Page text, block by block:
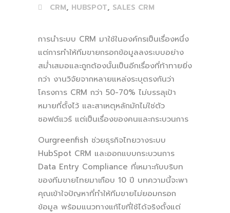
CRM, HUBSPOT, SALES CRM
การนำระบบ CRM มาใช้ในองค์กรเป็นเรื่องหนึ่ง
แต่การทำให้ทีมขายกรอกข้อมูลลงระบบอย่าง
สม่ำเสมอและถูกต้องนั้นเป็นอีกเรื่องที่ท้าทายยิ่ง
กว่า งานวิจัยจากหลายแหล่งระบุตรงกันว่า
โครงการ CRM กว่า 50-70% ไม่บรรลุเป้า
หมายที่ตั้งไว้ และสาเหตุหลักมักไม่ใช่ตัว
ซอฟต์แวร์ แต่เป็นเรื่องของคนและกระบวนการ
Ourgreenfish ช่วยธุรกิจไทยวางระบบ
HubSpot CRM และออกแบบกระบวนการ
Data Entry Compliance ที่เหมาะกับบริบท
ของทีมขายไทยมาเกือบ 10 ปี บทความนี้จะพา
คุณเข้าใจปัญหาที่ทำให้ทีมขายไม่ยอมกรอก
ข้อมูล พร้อมแนวทางแก้ไขที่ใช้ได้จริงตั้งแต่